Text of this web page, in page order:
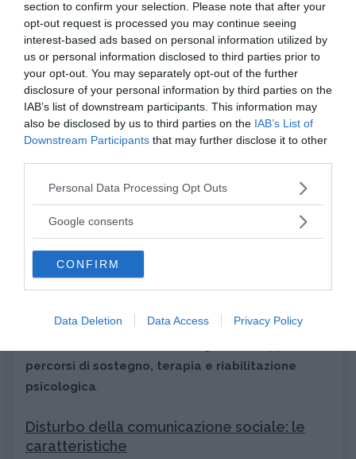
section to confirm your selection. Please note that after your
opt-out request is processed you may continue seeing
interest-based ads based on personal information utilized by
us or personal information disclosed to third parties prior to
your opt-out. You may separately opt-out of the further
disclosure of your personal information by third parties on the
IAB’s list of downstream participants. This information may
also be disclosed by us to third parties on the IAB’s List of
Downstream Participants that may further disclose it to other
Please note that this website/app uses one or more Google
not limited to your visit or usage behaviour. You may click to
use your data for below specified purposes in below Google
consent section.
Personal Data Processing Opt Outs
Google consents
CONFIRM
Data Deletion Data Access Privacy Policy
piacere che motiva il suo comportamento motorio.
Questi pattern, questi schemi di base, sono l’ossatura
sulla quale si costruiscono, man mano nel tempo,
modelli di interazione più complessi su cui si fondano
le capacità sociali di scambio, comunicazione e
reciprocità. Là dove questo tipo di
pattern senso-
motori-affettivi non vengono stabilitiin una forma
Diagnosi e terapia della sindrome di
Asperger
Come per tutti i disturbi dello sviluppo, è
diagnosticata il più precocemente possibile e si
percorsi di sostegno, terapia e riabilitazione
psicologica
Disturbo della comunicazione sociale: le
caratteristiche